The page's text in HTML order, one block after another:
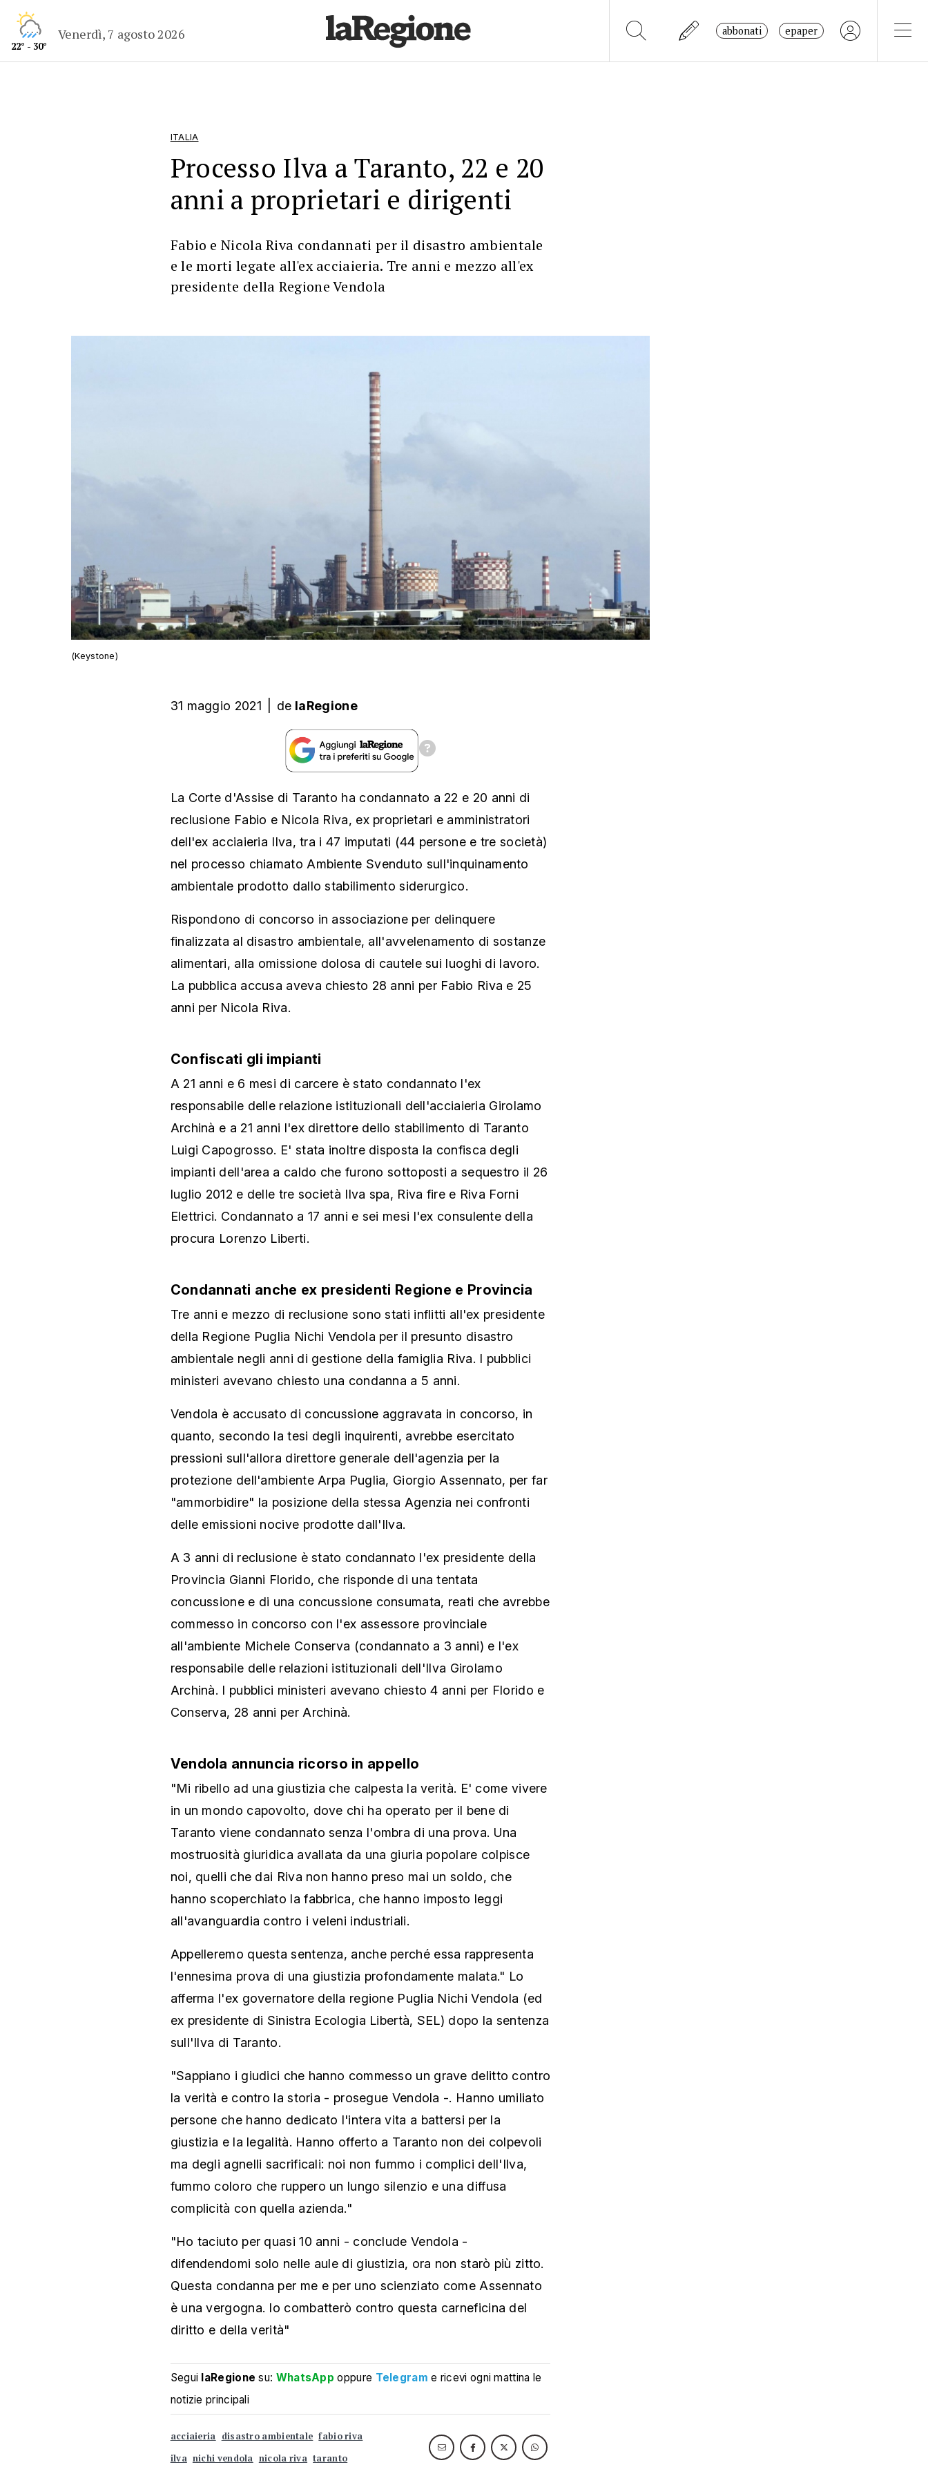
22° - 30°
Venerdì, 7 agosto 2026 abbonati epaper
ITALIA
Processo Ilva a Taranto, 22 e 20
anni a proprietari e dirigenti
Fabio e Nicola Riva condannati per il disastro ambientale
e le morti legate all'ex acciaieria. Tre anni e mezzo all'ex
presidente della Regione Vendola
(Keystone)
31 maggio 2021 de laRegione
La Corte d'Assise di Taranto ha condannato a 22 e 20 anni di
reclusione Fabio e Nicola Riva, ex proprietari e amministratori
dell'ex acciaieria Ilva, tra i 47 imputati (44 persone e tre società)
nel processo chiamato Ambiente Svenduto sull'inquinamento
ambientale prodotto dallo stabilimento siderurgico.
Rispondono di concorso in associazione per delinquere
finalizzata al disastro ambientale, all'avvelenamento di sostanze
alimentari, alla omissione dolosa di cautele sui luoghi di lavoro.
La pubblica accusa aveva chiesto 28 anni per Fabio Riva e 25
anni per Nicola Riva.
Confiscati gli impianti
A 21 anni e 6 mesi di carcere è stato condannato l'ex
responsabile delle relazione istituzionali dell'acciaieria Girolamo
Archinà e a 21 anni l'ex direttore dello stabilimento di Taranto
Luigi Capogrosso. E' stata inoltre disposta la confisca degli
impianti dell'area a caldo che furono sottoposti a sequestro il 26
luglio 2012 e delle tre società Ilva spa, Riva fire e Riva Forni
Elettrici. Condannato a 17 anni e sei mesi l'ex consulente della
procura Lorenzo Liberti.
Condannati anche ex presidenti Regione e Provincia
Tre anni e mezzo di reclusione sono stati inflitti all'ex presidente
della Regione Puglia Nichi Vendola per il presunto disastro
ambientale negli anni di gestione della famiglia Riva. I pubblici
ministeri avevano chiesto una condanna a 5 anni.
Vendola è accusato di concussione aggravata in concorso, in
quanto, secondo la tesi degli inquirenti, avrebbe esercitato
pressioni sull'allora direttore generale dell'agenzia per la
protezione dell'ambiente Arpa Puglia, Giorgio Assennato, per far
"ammorbidire" la posizione della stessa Agenzia nei confronti
delle emissioni nocive prodotte dall'Ilva.
A 3 anni di reclusione è stato condannato l'ex presidente della
Provincia Gianni Florido, che risponde di una tentata
concussione e di una concussione consumata, reati che avrebbe
commesso in concorso con l'ex assessore provinciale
all'ambiente Michele Conserva (condannato a 3 anni) e l'ex
responsabile delle relazioni istituzionali dell'Ilva Girolamo
Archinà. I pubblici ministeri avevano chiesto 4 anni per Florido e
Conserva, 28 anni per Archinà.
Vendola annuncia ricorso in appello
"Mi ribello ad una giustizia che calpesta la verità. E' come vivere
in un mondo capovolto, dove chi ha operato per il bene di
Taranto viene condannato senza l'ombra di una prova. Una
mostruosità giuridica avallata da una giuria popolare colpisce
noi, quelli che dai Riva non hanno preso mai un soldo, che
hanno scoperchiato la fabbrica, che hanno imposto leggi
all'avanguardia contro i veleni industriali.
Appelleremo questa sentenza, anche perché essa rappresenta
l'ennesima prova di una giustizia profondamente malata." Lo
afferma l'ex governatore della regione Puglia Nichi Vendola (ed
ex presidente di Sinistra Ecologia Libertà, SEL) dopo la sentenza
sull'Ilva di Taranto.
"Sappiano i giudici che hanno commesso un grave delitto contro
la verità e contro la storia - prosegue Vendola -. Hanno umiliato
persone che hanno dedicato l'intera vita a battersi per la
giustizia e la legalità. Hanno offerto a Taranto non dei colpevoli
ma degli agnelli sacrificali: noi non fummo i complici dell'Ilva,
fummo coloro che ruppero un lungo silenzio e una diffusa
complicità con quella azienda."
"Ho taciuto per quasi 10 anni - conclude Vendola -
difendendomi solo nelle aule di giustizia, ora non starò più zitto.
Questa condanna per me e per uno scienziato come Assennato
è una vergogna. Io combatterò contro questa carneficina del
diritto e della verità"
Segui laRegione su: WhatsApp oppure Telegram e ricevi ogni mattina le
notizie principali
acciaieria disastro ambientale fabio riva
ilva nichi vendola nicola riva taranto